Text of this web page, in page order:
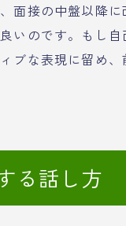
面接の中盤以降
いのです。もし
ブな表現に留め
る話し方